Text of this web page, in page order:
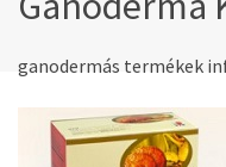
ganodermás termékek